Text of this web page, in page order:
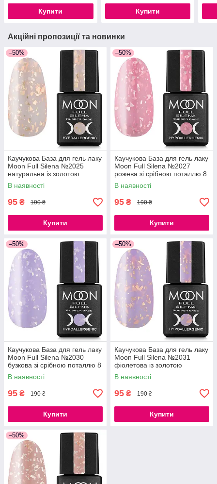
Купити Купити
Акційні пропозиції та новинки
–50%
Каучукова База для гель лаку
Moon Full Silena №2025
натуральна із золотою
поталлю 8 мл
В наявності
95 ₴ 190 ₴
Купити
–50%
Каучукова База для гель лаку
Moon Full Silena №2027
рожева зі срібною поталлю 8
мл
В наявності
95 ₴ 190 ₴
Купити
–50%
Каучукова База для гель лаку
Moon Full Silena №2030
бузкова зі срібною поталлю 8
мл
В наявності
95 ₴ 190 ₴
Купити
–50%
Каучукова База для гель лаку
Moon Full Silena №2031
фіолетова із золотою
поталлю 8 мл
В наявності
95 ₴ 190 ₴
Купити
–50%